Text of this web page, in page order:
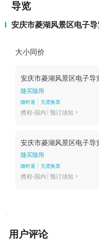
导览
安庆市菱湖风景区电子
大小同价
安庆市菱湖风景区电子
随买随用
随时退 无需换票
携程-国内 预订须知 
安庆市菱湖风景区电子
随买随用
随时退 无需换票
携程-国内 预订须知 
用户评论